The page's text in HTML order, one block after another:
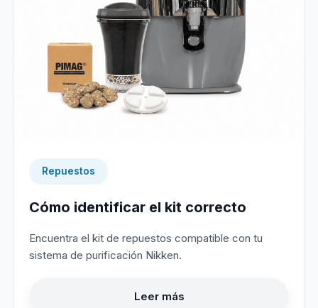
Repuestos
Cómo identificar el kit correcto
Encuentra el kit de repuestos compatible con tu
sistema de purificación Nikken.
Leer más